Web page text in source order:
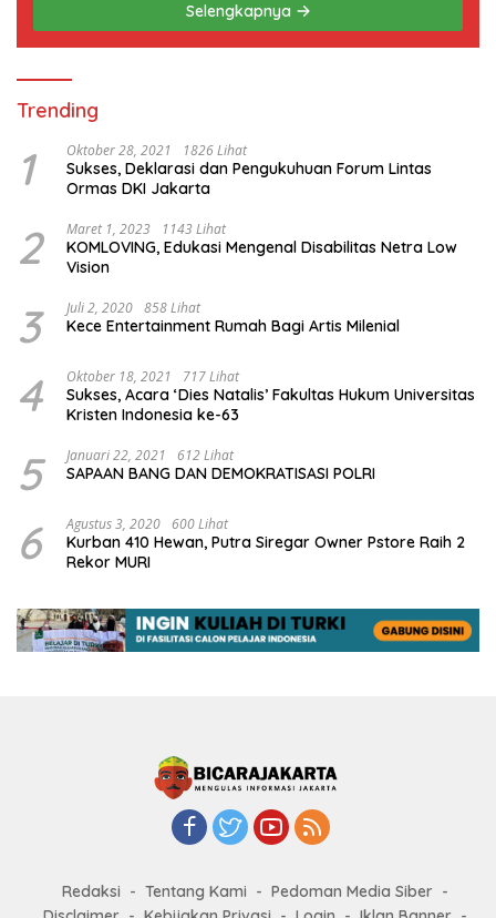
Selengkapnya
Trending
1 Oktober 28, 2021 1826 Lihat
Sukses, Deklarasi dan Pengukuhuan Forum Lintas
Ormas DKI Jakarta
2 Maret 1, 2023 1143 Lihat
KOMLOVING, Edukasi Mengenal Disabilitas Netra Low
Vision
3 Juli 2, 2020 858 Lihat
Kece Entertainment Rumah Bagi Artis Milenial
4 Oktober 18, 2021 717 Lihat
Sukses, Acara ‘Dies Natalis’ Fakultas Hukum Universitas
Kristen Indonesia ke-63
5 Januari 22, 2021 612 Lihat
SAPAAN BANG DAN DEMOKRATISASI POLRI
6 Agustus 3, 2020 600 Lihat
Kurban 410 Hewan, Putra Siregar Owner Pstore Raih 2
Rekor MURI
Redaksi Tentang Kami
Pedoman Media Siber